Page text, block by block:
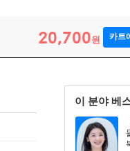
20,700원 카트
이 분야 베